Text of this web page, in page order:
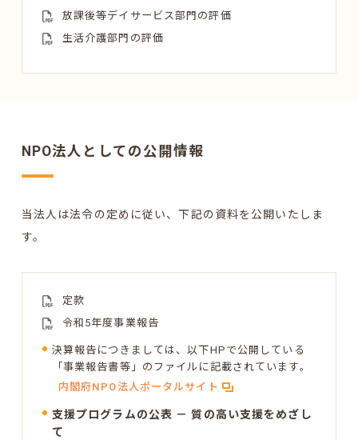
放課後等デイサービス部門の評価
生活介護部門の評価
NPO法人としての公開情報
当法人は法令の定めに従い、下記の資料を公開いたしま
す。
定款
令和5年度事業報告
決算報告につきましては、以下HPで公開している
「事業報告書等」のファイルに記載されています。
内閣府NPO法人ポータルサイト
支援プログラムの公表 － 質の高い支援をめざし
て